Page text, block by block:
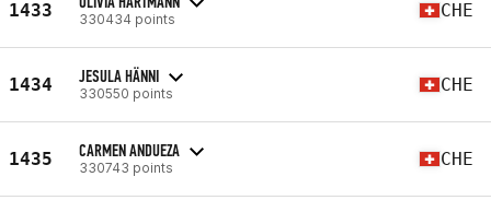
1433 330434 points CHE
1434 JESULA HÄNNI
330550 points CHE
1435 CARMEN ANDUEZA
330743 points CHE